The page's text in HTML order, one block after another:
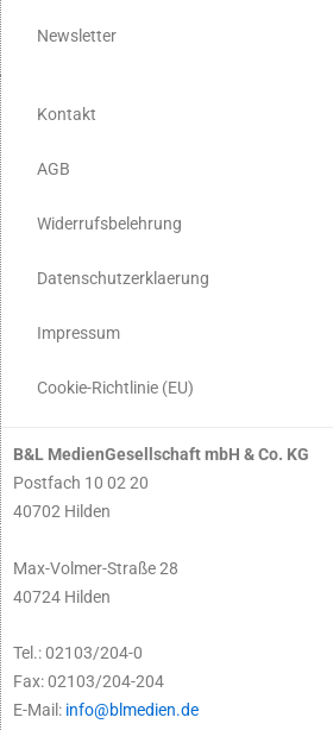
Newsletter
Kontakt
AGB
Widerrufsbelehrung
Datenschutzerklaerung
Impressum
Cookie-Richtlinie (EU)
B&L MedienGesellschaft mbH & Co. KG
Postfach 10 02 20
40702 Hilden
Max-Volmer-Straße 28
40724 Hilden
Tel.: 02103/204-0
Fax: 02103/204-204
E-Mail: info@blmedien.de